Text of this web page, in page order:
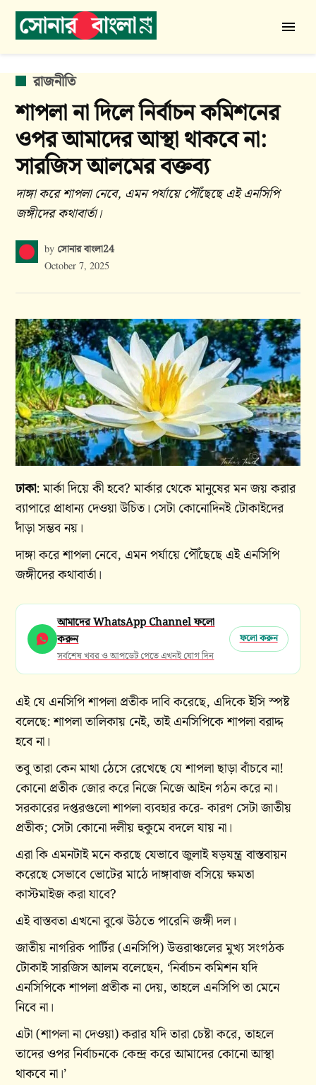
Skip
বাংলা
24
POSTED
রাজনীতি
শাপলা না দিলে নির্বাচন কমিশনের
ওপর আমাদের আস্থা থাকবে না:
সারজিস আলমের বক্তব্য
দাঙ্গা করে শাপলা নেবে, এমন পর্যায়ে পৌঁছেছে এই এনসিপি
জঙ্গীদের কথাবার্তা।
by সোনার বাংলা24
October 7, 2025
ঢাকা: মার্কা দিয়ে কী হবে? মার্কার থেকে মানুষের মন জয় করার
ব্যাপারে প্রাধান্য দেওয়া উচিত। সেটা কোনোদিনই টোকাইদের
দাঁড়া সম্ভব নয়।
দাঙ্গা করে শাপলা নেবে, এমন পর্যায়ে পৌঁছেছে এই এনসিপি
জঙ্গীদের কথাবার্তা।
আমাদের WhatsApp Channel ফলো
করুন
সর্বশেষ খবর ও আপডেট পেতে এখনই যোগ দিন
ফলো করুন
এই যে এনসিপি শাপলা প্রতীক দাবি করেছে, এদিকে ইসি স্পষ্ট
বলেছে: শাপলা তালিকায় নেই, তাই এনসিপিকে শাপলা বরাদ্দ
হবে না।
তবু তারা কেন মাথা ঠেসে রেখেছে যে শাপলা ছাড়া বাঁচবে না!
কোনো প্রতীক জোর করে নিজে নিজে আইন গঠন করে না।
সরকারের দপ্তরগুলো শাপলা ব্যবহার করে- কারণ সেটা জাতীয়
প্রতীক; সেটা কোনো দলীয় হুকুমে বদলে যায় না।
এরা কি এমনটাই মনে করছে যেভাবে জুলাই ষড়যন্ত্র বাস্তবায়ন
করেছে সেভাবে ভোটের মাঠে দাঙ্গাবাজ বসিয়ে ক্ষমতা
কাস্টমাইজ করা যাবে?
এই বাস্তবতা এখনো বুঝে উঠতে পারেনি জঙ্গী দল।
জাতীয় নাগরিক পার্টির (এনসিপি) উত্তরাঞ্চলের মুখ্য সংগঠক
টোকাই সারজিস আলম বলেছেন, ‘নির্বাচন কমিশন যদি
এনসিপিকে শাপলা প্রতীক না দেয়, তাহলে এনসিপি তা মেনে
নিবে না।
এটা (শাপলা না দেওয়া) করার যদি তারা চেষ্টা করে, তাহলে
তাদের ওপর নির্বাচনকে কেন্দ্র করে আমাদের কোনো আস্থা
থাকবে না।’